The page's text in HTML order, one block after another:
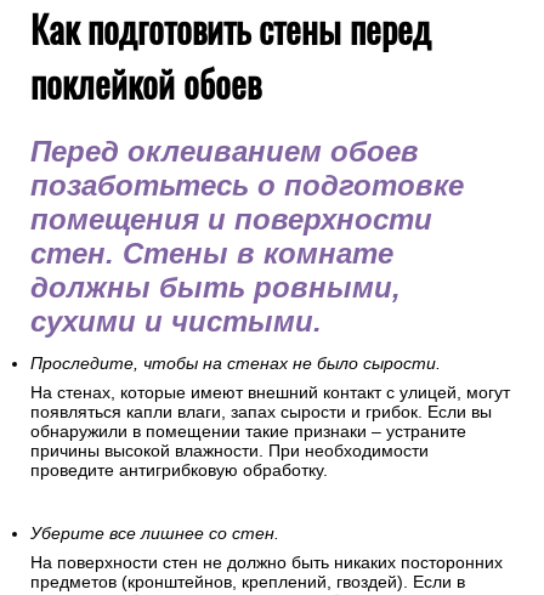
Как подготовить стены перед
поклейкой обоев
Перед оклеиванием обоев
позаботьтесь о подготовке
помещения и поверхности
стен. Стены в комнате
должны быть ровными,
сухими и чистыми.
Проследите, чтобы на стенах не было сырости.
На стенах, которые имеют внешний контакт с улицей, могут
появляться капли влаги, запах сырости и грибок. Если вы
обнаружили в помещении такие признаки – устраните
причины высокой влажности. При необходимости
проведите антигрибковую обработку.
Уберите все лишнее со стен.
На поверхности стен не должно быть никаких посторонних
предметов (кронштейнов, креплений, гвоздей). Если в